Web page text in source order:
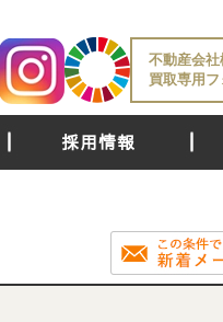
不動産会社
買取専用
採用情報